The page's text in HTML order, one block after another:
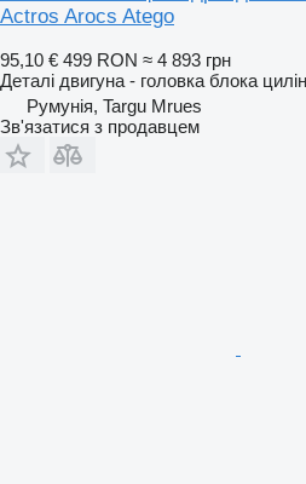
Actros Arocs Atego
95,10 € 499 RON ≈ 4 893 грн
Деталі двигуна - головка блока
Румунія, Targu Mrues
Зв'язатися з продавцем